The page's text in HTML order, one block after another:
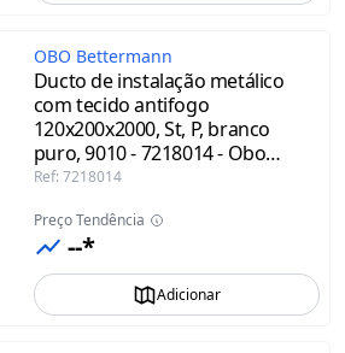
OBO Bettermann
Ducto de instalação metálico
com tecido antifogo
120x200x2000, St, P, branco
puro, 9010 - 7218014 - Obo
Bettermann
Ref: 7218014
Preço Tendência
--*
Adicionar